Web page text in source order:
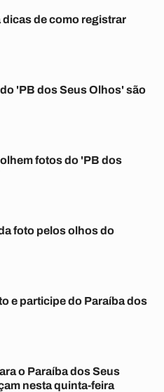
dicas de como registrar
'PB dos Seus Olhos' são
fotos do 'PB dos
foto pelos olhos do
e participe do Paraíba dos
o Paraíba dos Seus
nesta quinta-feira